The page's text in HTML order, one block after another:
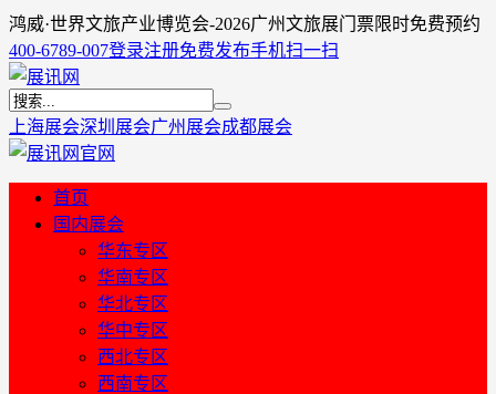
鸿威·世界文旅产业博览会-2026广州文旅展门票限时免费预约
400-6789-007登录注册免费发布手机扫一扫
上海展会深圳展会广州展会成都展会
首页
国内展会
华东专区
华南专区
华北专区
华中专区
西北专区
西南专区